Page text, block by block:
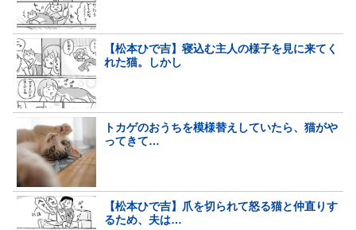
【松本ひで吉】寝込む主人の様子を見に来てく
れた猫。しかし
トカゲのおうちを模様替えしていたら、猫がや
ってきて…
【松本ひで吉】爪を切られて怒る猫と仲直りす
るため、夫は…